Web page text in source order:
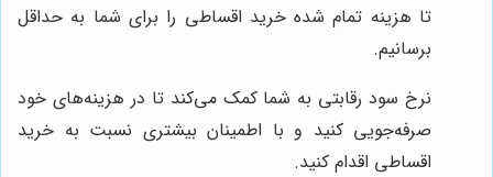
تا هزینه تمام شده خرید اقساطی را برای شما به حداقل
برسانیم.
نرخ سود رقابتی به شما کمک می‌کند تا در هزینه‌های خود
صرفه‌جویی کنید و با اطمینان بیشتری نسبت به خرید
اقساطی اقدام کنید.